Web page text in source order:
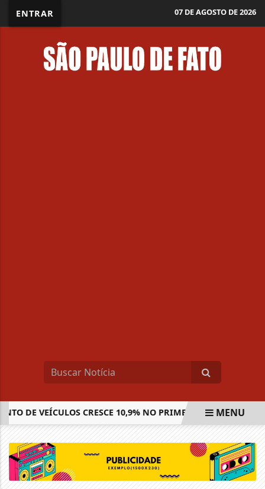
ENTRAR 07 DE AGOSTO DE 2026
DE VEÍCULOS CRESCE 10,9% NO PRIMEIRO SEMESTRE
MENU